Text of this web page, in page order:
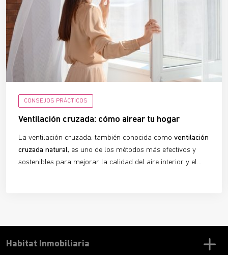
CONSEJOS PRÁCTICOS
Ventilación cruzada: cómo airear tu hogar
La ventilación cruzada, también conocida como ventilación
cruzada natural, es uno de los métodos más efectivos y
sostenibles para mejorar la calidad del aire interior y el
Habitat Inmobiliaria